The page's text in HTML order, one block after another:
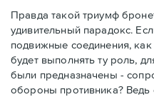
Правда такой триумф
удивительный парадокс.
подвижные соединения,
будет выполнять ту роль,
были предназначены -
обороны противника?